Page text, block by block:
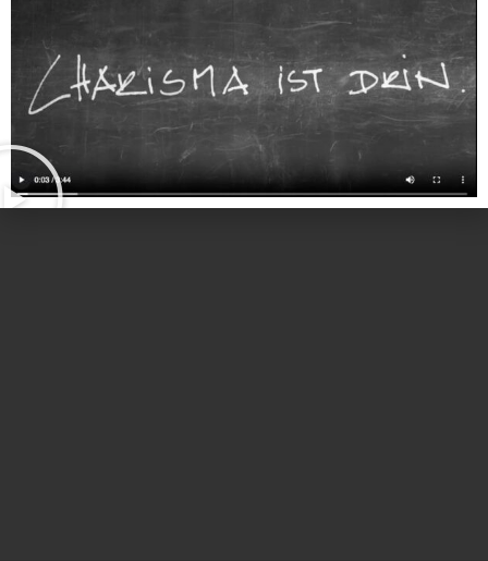
6. August 2026